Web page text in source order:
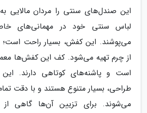
این صندل‌های سنتی را مردان مالایی
لباس سنتی خود در مهمانی‌های
می‌پوشند. این کفش، بسیار راحت
از چرم تهیه می‌شود. کف این کفش‌ها
است و پاشنه‌های کوتاهی دارند.
طراحی، بسیار متنوع هستند و با دقت
می‌شوند. برای تزیین آن‌ها گاهی از